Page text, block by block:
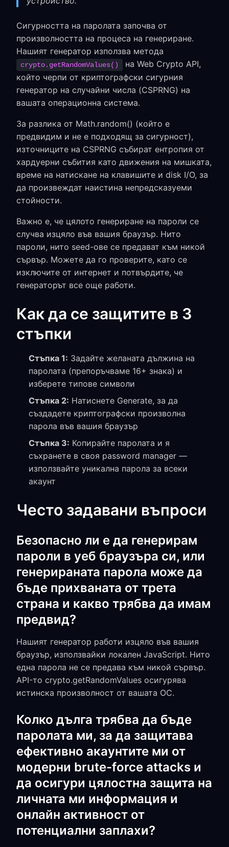
Сигурността на паролата започва от
произволността на процеса на генериране.
Нашият генератор използва метода
crypto.getRandomValues()
на Web Crypto API,
който черпи от криптографски сигурния
генератор на случайни числа (CSPRNG) на
вашата операционна система.
За разлика от Math.random() (който е
предвидим и не е подходящ за сигурност),
източниците на CSPRNG събират ентропия от
хардуерни събития като движения на мишката,
време на натискане на клавишите и disk I/O, за
да произвеждат наистина непредсказуеми
стойности.
Важно е, че цялото генериране на пароли се
случва изцяло във вашия браузър. Нито
пароли, нито seed-ове се предават към никой
сървър. Можете да го проверите, като се
изключите от интернет и потвърдите, че
генераторът все още работи.
Как да се защитите в 3
стъпки
Стъпка 1: Задайте желаната дължина на
паролата (препоръчваме 16+ знака) и
изберете типове символи
Стъпка 2: Натиснете Generate, за да
създадете криптографски произволна
парола във вашия браузър
Стъпка 3: Копирайте паролата и я
съхранете в своя password manager —
използвайте уникална парола за всеки
акаунт
Често задавани въпроси
Безопасно ли е да генерирам
пароли в уеб браузъра си, или
генерираната парола може да
бъде прихваната от трета
страна и какво трябва да имам
предвид?
Нашият генератор работи изцяло във вашия
браузър, използвайки локален JavaScript. Нито
една парола не се предава към никой сървър.
API-то crypto.getRandomValues осигурява
истинска произволност от вашата ОС.
Колко дълга трябва да бъде
паролата ми, за да защитава
ефективно акаунтите ми от
модерни brute-force attacks и
да осигури цялостна защита на
личната ми информация и
онлайн активност от
потенциални заплахи?